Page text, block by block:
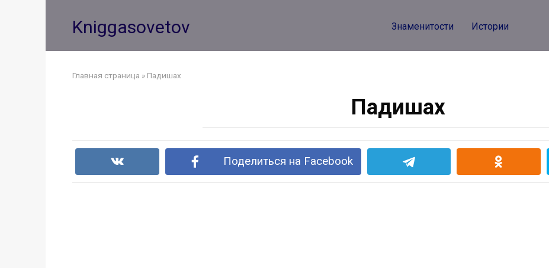
Kniggasovetov Знаменитости Истории
Главная страница » Падишах
Падишах
Поделиться на Facebook